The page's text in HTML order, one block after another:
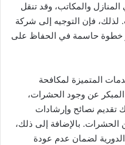
والمكاتب، وقد تنقل
لذلك، فإن التوجيه إلى شركة
خطوة حاسمة في الحفاظ على
المتميزة لمكافحة
عن وجود الحشرات،
تقديم نصائح وإرشادات
الحشرات. بالإضافة إلى ذلك،
لضمان عدم عودة